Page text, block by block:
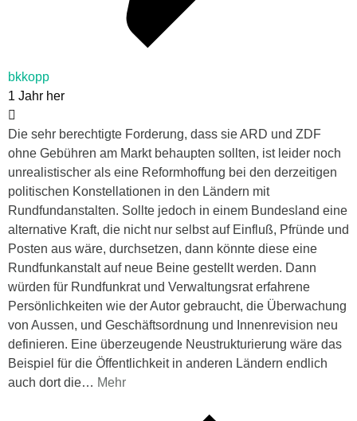
bkkopp
1 Jahr her
Die sehr berechtigte Forderung, dass sie ARD und ZDF
ohne Gebühren am Markt behaupten sollten, ist leider noch
unrealistischer als eine Reformhoffung bei den derzeitigen
politischen Konstellationen in den Ländern mit
Rundfundanstalten. Sollte jedoch in einem Bundesland eine
alternative Kraft, die nicht nur selbst auf Einfluß, Pfründe und
Posten aus wäre, durchsetzen, dann könnte diese eine
Rundfunkanstalt auf neue Beine gestellt werden. Dann
würden für Rundfunkrat und Verwaltungsrat erfahrene
Persönlichkeiten wie der Autor gebraucht, die Überwachung
von Aussen, und Geschäftsordnung und Innenrevision neu
definieren. Eine überzeugende Neustrukturierung wäre das
Beispiel für die Öffentlichkeit in anderen Ländern endlich
auch dort die… Mehr